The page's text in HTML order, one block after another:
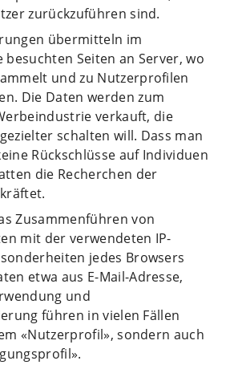
zurückzuführen sind.
übermitteln im
Seiten an Server, wo
und zu Nutzerprofilen
Die Daten werden zum
verkauft, die
schalten will. Dass man
Rückschlüsse auf Individuen
die Recherchen der
Zusammenführen von
mit der verwendeten IP-
jedes Browsers
etwa aus E-Mail-Adresse,
und
führen in vielen Fällen
«Nutzerprofil», sondern auch